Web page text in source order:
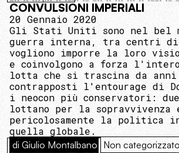
CONVULSIONI IMPERIALI
20 Gennaio 2020
Gli Stati Uniti sono nel bel
guerra interna, tra centri di
vogliono imporre la loro
e coinvolgono a forza
lotta che si trascina da anni
contrapposti l'entourage di
i neocon più conservatori:
lottano per la sopravvivenza e
pericolosamente la politica
quella globale.
di Giulio Montalbano Non categorizzato